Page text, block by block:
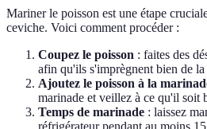
Mariner le poisson est une étape
ceviche. Voici comment procéder :
Coupez le poisson : faites des
afin qu'ils s'imprègnent bien de la
Ajoutez le poisson à la
marinade et veillez à ce qu'il soit
Temps de marinade : laissez